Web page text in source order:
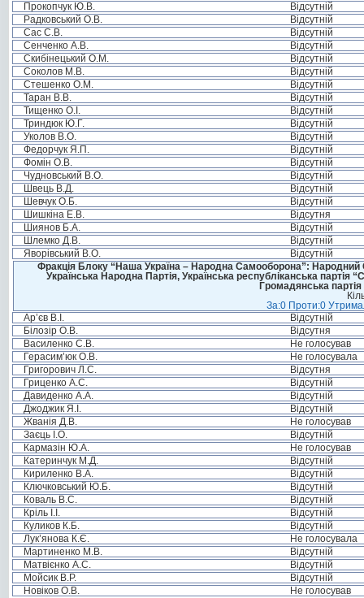
Прокопчук Ю.В.
Відсутній
Радковський О.В.
Відсутній
Сас С.В.
Відсутній
Сенченко А.В.
Відсутній
Скибінецький О.М.
Відсутній
Соколов М.В.
Відсутній
Стешенко О.М.
Відсутній
Таран В.В.
Відсутній
Тищенко О.І.
Відсутній
Триндюк Ю.Г.
Відсутній
Уколов В.О.
Відсутній
Федорчук Я.П.
Відсутній
Фомін О.В.
Відсутній
Чудновський В.О.
Відсутній
Швець В.Д.
Відсутній
Шевчук О.Б.
Відсутній
Шишкіна Е.В.
Відсутня
Шиянов Б.А.
Відсутній
Шлемко Д.В.
Відсутній
Яворівський В.О.
Відсутній
Фракція Блоку “Наша Україна – Народна Самооборона”: Народний
Українська Народна Партія, Українська республіканська
Громадянська
За:0 Проти:0
Ар’єв В.І.
Відсутній
Білозір О.В.
Відсутня
Василенко С.В.
Не голосував
Герасим’юк О.В.
Не голосувала
Григорович Л.С.
Відсутня
Гриценко А.С.
Відсутній
Давиденко А.А.
Відсутній
Джоджик Я.І.
Відсутній
Жванія Д.В.
Не голосував
Заєць І.О.
Відсутній
Кармазін Ю.А.
Не голосував
Катеринчук М.Д.
Відсутній
Кириленко В.А.
Відсутній
Ключковський Ю.Б.
Відсутній
Коваль В.С.
Відсутній
Кріль І.І.
Відсутній
Куликов К.Б.
Відсутній
Лук’янова К.Є.
Не голосувала
Мартиненко М.В.
Відсутній
Матвієнко А.С.
Відсутній
Мойсик В.Р.
Відсутній
Новіков О.В.
Не голосував